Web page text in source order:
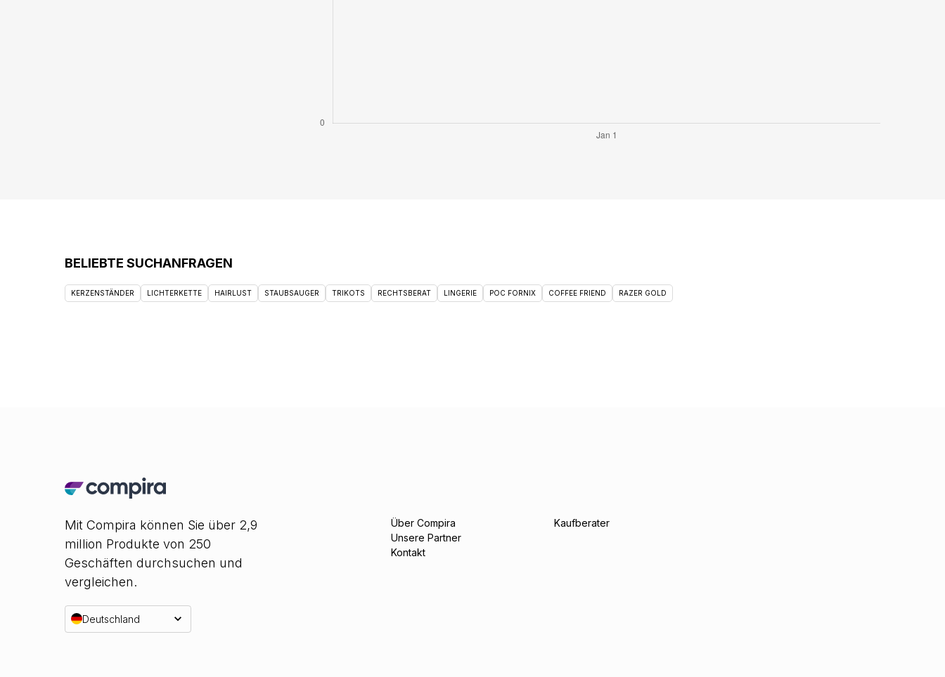
BELIEBTE SUCHANFRAGEN
KERZENSTÄNDER LICHTERKETTE HAIRLUST STAUBSAUGER TRIKOTS RECHTSBERAT LINGERIE POC FORNIX COFFEE FRIEND RAZER GOLD
Mit Compira können Sie über 2,9
million Produkte von 250
Geschäften durchsuchen und
vergleichen.
Deutschland
Über Compira
Unsere Partner
Kontakt
Kaufberater